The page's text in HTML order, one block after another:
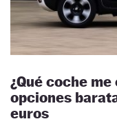
¿Qué coche
opciones
euros